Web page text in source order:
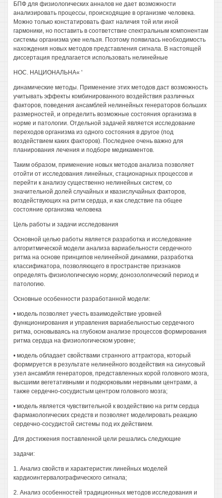
БПФ для физиологических анналов не дает возможности
анализировать процессы, происходящие в организме человека.
Можно только констатировать факт наличия той или иной
гармоники, но поставить в соответствие спектральным компонентам
системы организма уже нельзя. Поэтому появилась необходимость
нахождения новых методов представления сигнала. В настоящей
диссертация предлагается использовать нелинейные
НОС. НАЦИОНАЛЬНА« '
динамические методы. Применение этих методов даст возможность
учитывать эффекты комбинированного воздействия различных
факторов, поведения ансамблей нелинейных генераторов больших
размерностей, и определить возможные состояния организма в
норме и патологии. Отдельной задачей является исследование
переходов организма из одного состояния в другое (под
воздействием каких факторов). Последнее очень важно для
планирования лечения и подборе медикаментов.
Таким образом, применение новых методов анализа позволяет
отойти от исследования линейных, стационарных процессов и
перейти к анализу существенно нелинейных систем, со
значительной долей случайных и квазислучайных факторов,
воздействующих на ритм сердца, и как следствие па общее
состояние организма человека
Цель работы и задачи исследования
Основной целью работы является разработка и исследование
алгоритмической модели анализа вариабельности сердечного
ритма на основе принципов нелинейной динамики, разработка
классификатора, позволяющего в пространстве признаков
определять физиологическую норму, донозологический период и
патологию.
Основные особенности разработанной модели:
• модель позволяет учесть взаимодействие уровней
функционирования и управления вариабельностью сердечного
ритма, основываясь на глубоком анализе процессов формирования
ритма сердца на физиологическом уровне;
• модель обладает свойствами странного аттрактора, который
формируется в результате нелинейного воздействия на синусовый
узел ансамбля генераторов, представленных корой головного мозга,
высшими вегетативными и подкорковыми нервными центрами, а
также сердечно-сосудистым центром головного мозга;
• модель является чувствительной к воздействию на ритм сердца
фармакологических средств и позволяет моделировать реакцию
сердечно-сосудистой системы под их действием.
Для достижения поставленной цели решались следующие
задачи:
1. Анализ свойств и характеристик линейных моделей
кардиоинтервалографического сигнала;
2. Анализ особенностей традиционных методов исследования и